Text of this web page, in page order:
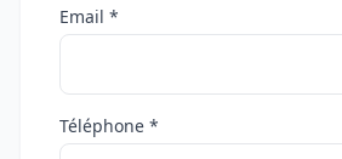
Email *
Téléphone *